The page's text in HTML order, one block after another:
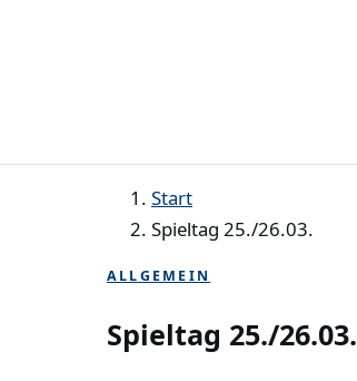
Start
Spieltag 25./26.03.
ALLGEMEIN
Spieltag 25./26.03.